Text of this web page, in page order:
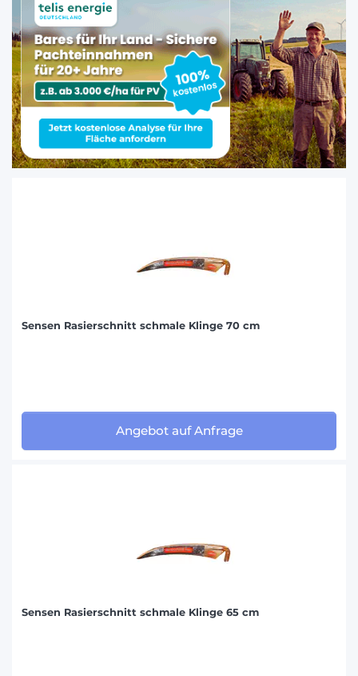
Sensen Rasierschnitt schmale Klinge 70 cm
Angebot auf Anfrage
Sensen Rasierschnitt schmale Klinge 65 cm